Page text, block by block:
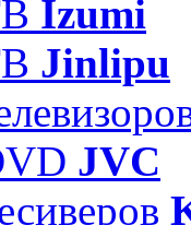
Izumi
Jinlipu
JVC